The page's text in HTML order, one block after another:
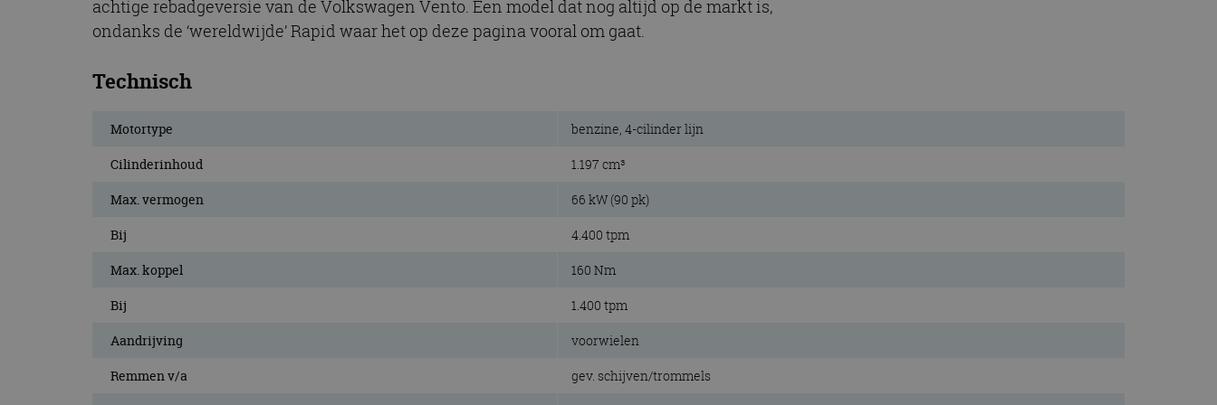
achtige rebadgeversie van de Volkswagen Vento. Een model dat nog altijd op de markt is,
ondanks de ‘wereldwijde’ Rapid waar het op deze pagina vooral om gaat.
Technisch
Motortype benzine, 4-cilinder lijn
Cilinderinhoud 1.197 cm³
Max. vermogen 66 kW (90 pk)
Bij 4.400 tpm
Max. koppel 160 Nm
Bij 1.400 tpm
Aandrijving voorwielen
Remmen v/a gev. schijven/trommels